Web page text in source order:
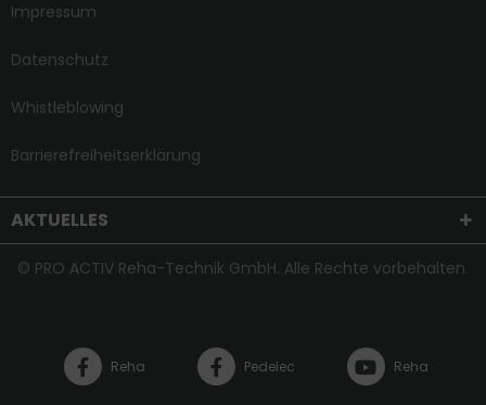
Impressum
Datenschutz
Whistleblowing
Barrierefreiheitserklärung
AKTUELLES
© PRO ACTIV Reha-Technik GmbH. Alle Rechte vorbehalten.
Reha Pedelec Reha